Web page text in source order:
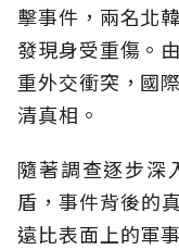
擊事件，兩名北
發現身受重傷。
重外交衝突，國
清真相。
隨著調查逐步深
盾，事件背後的
遠比表面上的軍